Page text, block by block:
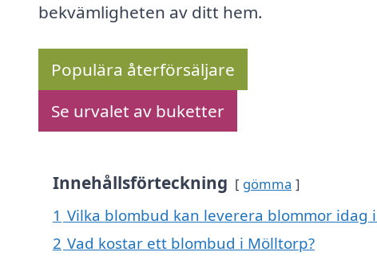
bekvämligheten av ditt hem.
Populära återförsäljare
Se urvalet av buketter
Innehållsförteckning gömma
1 Vilka blombud kan leverera blommor idag
2 Vad kostar ett blombud i Mölltorp?